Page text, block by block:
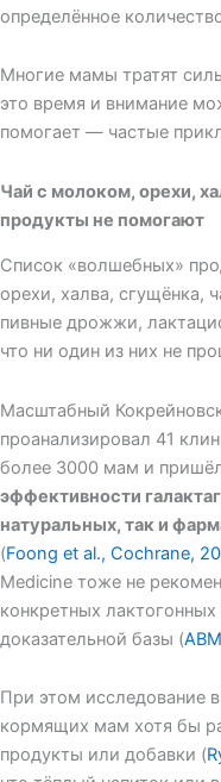
определённое
Многие мамы тратят
это время и внимание
помогает — частые
Чай с молоком, орехи,
продукты не помогают
Список «волшебных»
орехи, халва, сгущёнка,
пивные дрожжи,
что ни один из них не
Масштабный
проанализировал 41
более 3000 мам и
эффективности
натуральных, так и
(Foong et al., Cochrane,
Medicine тоже не
конкретных лактогонных
доказательной базы (
При этом исследование
кормящих мам хотя бы
продукты или добавки (